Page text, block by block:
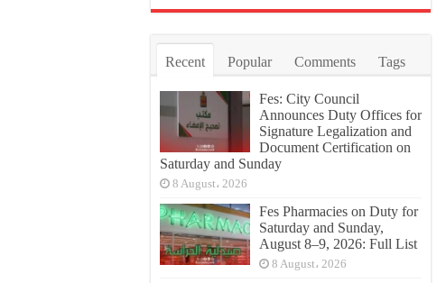
Recent Popular Comments Tags
Fes: City Council
Announces Duty Offices for
Signature Legalization and
Document Certification on
Saturday and Sunday
8 August، 2026
Fes Pharmacies on Duty for
Saturday and Sunday,
August 8–9, 2026: Full List
8 August، 2026